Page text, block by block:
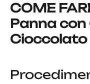
COME
Panna con
Cioccolato